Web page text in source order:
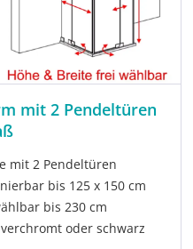
mit 2 Pendeltüren
mit 2 Pendeltüren
bis 125 x 150 cm
bis 230 cm
oder schwarz